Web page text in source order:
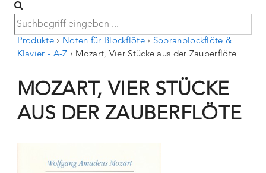
Produkte › Noten für Blockflöte › Sopranblockflöte &
Klavier - A-Z › Mozart, Vier Stücke aus der Zauberflöte
MOZART, VIER STÜCKE
AUS DER ZAUBERFLÖTE